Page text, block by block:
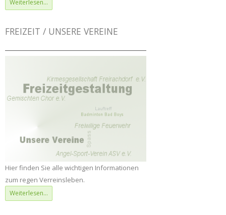
Weiterlesen...
FREIZEIT / UNSERE VEREINE
Hier finden Sie alle wichtigen Informationen
zum regen Verreinsleben.
Weiterlesen...